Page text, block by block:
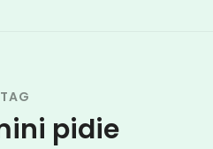
TAG
pidie